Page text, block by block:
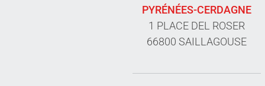
PYRÉNÉES-CERDAGNE
1 PLACE DEL ROSER
66800 SAILLAGOUSE